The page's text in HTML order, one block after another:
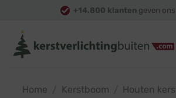
content
+14.800 klanten geven
Home Kerstboom Houten